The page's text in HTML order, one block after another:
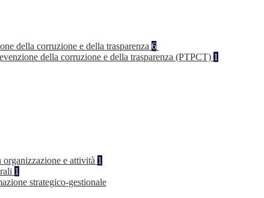
della corruzione e della trasparenza 6
della corruzione e della trasparenza (PTPCT) 1
e attività 1
1
strategico-gestionale